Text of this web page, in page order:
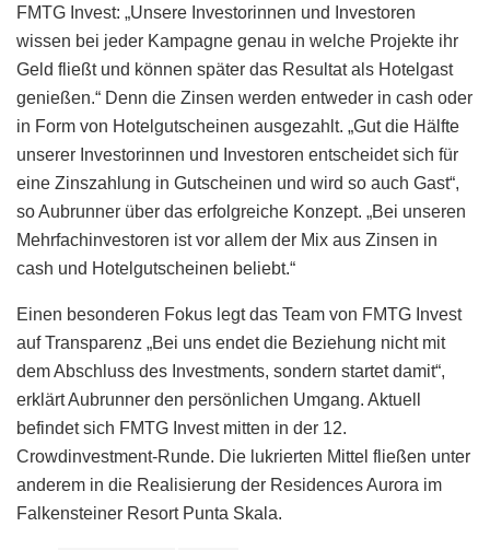
FMTG Invest: „Unsere Investorinnen und Investoren
wissen bei jeder Kampagne genau in welche Projekte ihr
Geld fließt und können später das Resultat als Hotelgast
genießen.“ Denn die Zinsen werden entweder in cash oder
in Form von Hotelgutscheinen ausgezahlt. „Gut die Hälfte
unserer Investorinnen und Investoren entscheidet sich für
eine Zinszahlung in Gutscheinen und wird so auch Gast“,
so Aubrunner über das erfolgreiche Konzept. „Bei unseren
Mehrfachinvestoren ist vor allem der Mix aus Zinsen in
cash und Hotelgutscheinen beliebt.“
Einen besonderen Fokus legt das Team von FMTG Invest
auf Transparenz „Bei uns endet die Beziehung nicht mit
dem Abschluss des Investments, sondern startet damit“,
erklärt Aubrunner den persönlichen Umgang. Aktuell
befindet sich FMTG Invest mitten in der 12.
Crowdinvestment-Runde. Die lukrierten Mittel fließen unter
anderem in die Realisierung der Residences Aurora im
Falkensteiner Resort Punta Skala.